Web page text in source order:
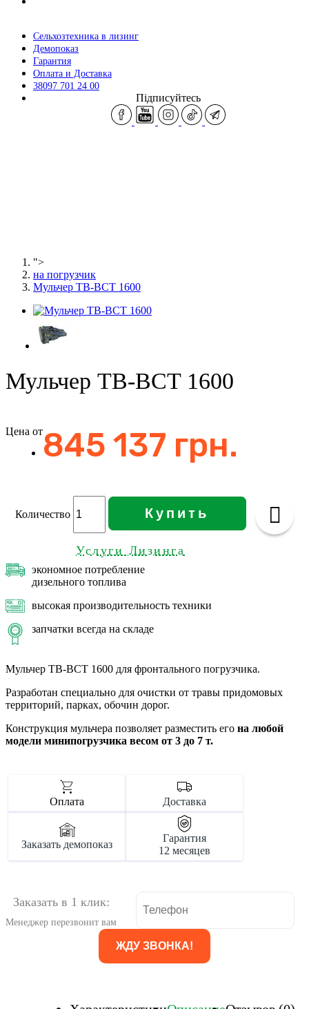
Сельхозтехника в лизинг
Демопоказ
Гарантия
Оплата и Доставка
38097 701 24 00
Підписуйтесь
">
на погрузчик
Мульчер TB-BCT 1600
Мульчер TB-BCT 1600
Цена от845 137 грн.
Количество Купить
Услуги Лизинга
экономное потребление
дизельного топлива
высокая производительность техники
запчатки всегда на складе
Мульчер TB-BCT 1600 для фронтального погрузчика.
Разработан специально для очистки от травы придомовых
территорий, парках, обочин дорог.
Конструкция мульчера позволяет разместить его на любой
модели минипогрузчика весом от 3 до 7 т.
Оплата Доставка
Заказать демопоказ
Гарантия
12 месяцев
Заказать в 1 клик:
Менеджер перезвонит вам